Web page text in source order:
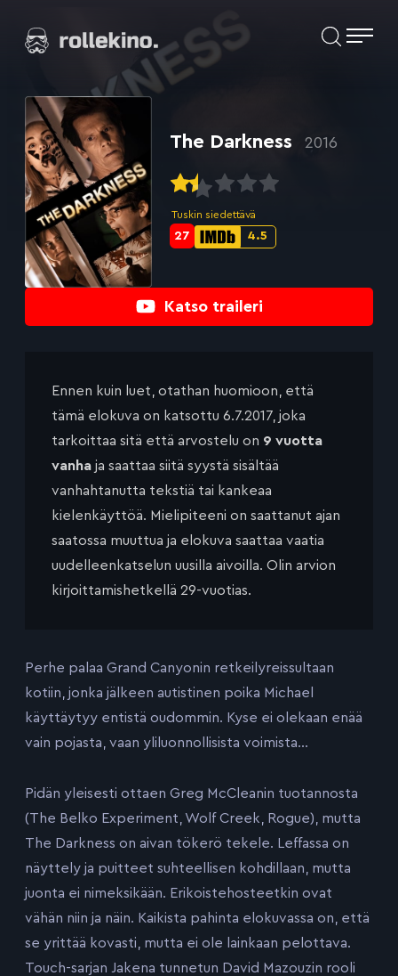
suoraan
Elokuvat ja elokuva-arviot | Rollekino.fi
lopputekstien
jälkeen.
Katso traileri
The Darkness 2016
Tuskin siedettävä
IMDb-
4.5
Metascore-
27
Ennen kuin luet, otathan huomioon, että
tämä elokuva on katsottu 6.7.2017, joka
tarkoittaa sitä että arvostelu on 9 vuotta
vanha ja saattaa siitä syystä sisältää
vanhahtanutta tekstiä tai kankeaa
kielenkäyttöä. Mielipiteeni on saattanut ajan
saatossa muuttua ja elokuva saattaa vaatia
uudelleenkatselun uusilla aivoilla. Olin arvion
kirjoittamishetkellä 29-vuotias.
Perhe palaa Grand Canyonin retkeilyreissultaan
kotiin, jonka jälkeen autistinen poika Michael
käyttäytyy entistä oudommin. Kyse ei olekaan enää
vain pojasta, vaan yliluonnollisista voimista…
Pidän yleisesti ottaen Greg McCleanin tuotannosta
(The Belko Experiment, Wolf Creek, Rogue), mutta
The Darkness on aivan tökerö tekele. Leffassa on
näyttely ja puitteet suhteellisen kohdillaan, mutta
juonta ei nimeksikään. Erikoistehosteetkin ovat
vähän niin ja näin. Kaikista pahinta elokuvassa on, että
se yrittää kovasti, mutta ei ole lainkaan pelottava.
Touch-sarjan Jakena tunnetun David Mazouzin rooli